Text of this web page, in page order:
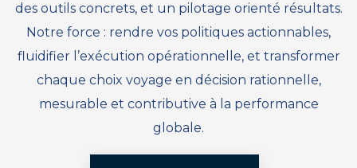
des outils concrets, et un pilotage orienté résultats.
Notre force : rendre vos politiques actionnables,
fluidifier l’exécution opérationnelle, et transformer
chaque choix voyage en décision rationnelle,
mesurable et contributive à la performance
globale.